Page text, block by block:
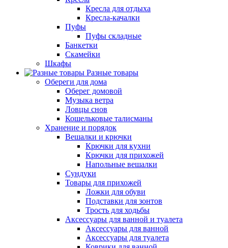
Кресла для отдыха
Кресла-качалки
Пуфы
Пуфы складные
Банкетки
Скамейки
Шкафы
Разные товары
Обереги для дома
Оберег домовой
Музыка ветра
Ловцы снов
Кошельковые талисманы
Хранение и порядок
Вешалки и крючки
Крючки для кухни
Крючки для прихожей
Напольные вешалки
Сундуки
Товары для прихожей
Ложки для обуви
Подставки для зонтов
Трость для ходьбы
Аксессуары для ванной и туалета
Аксессуары для ванной
Аксессуары для туалета